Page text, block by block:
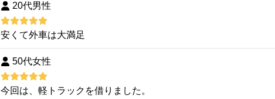
20代男性
安くて外車は大満足
50代女性
今回は、軽トラックを借りました。